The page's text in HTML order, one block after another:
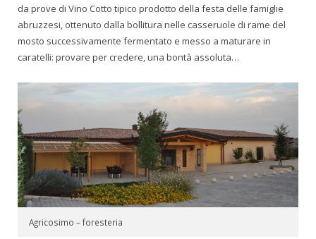
da prove di Vino Cotto tipico prodotto della festa delle famiglie
abruzzesi, ottenuto dalla bollitura nelle casseruole di rame del
mosto successivamente fermentato e messo a maturare in
caratelli: provare per credere, una bontà assoluta…
Agricosimo – foresteria